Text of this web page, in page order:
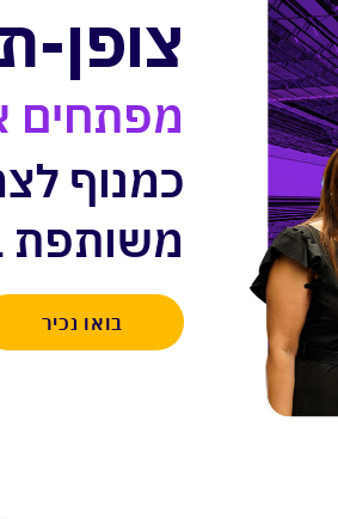
צופן-
מפתחים
כמנוף
משותפת
בואו נכיר